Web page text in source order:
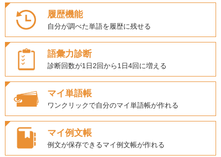
履歴機能
自分が調べた単語を履歴に残せる
語彙力診断
診断回数が1日2回から1日4回に増える
マイ単語帳
ワンクリックで自分のマイ単語帳が作れる
マイ例文帳
例文が保存できるマイ例文帳が作れる